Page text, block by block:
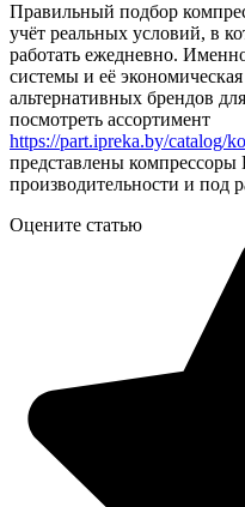
Правильный подбор
учёт реальных условий, в
работать ежедневно.
системы и её
альтернативных брендов
посмотреть ассортимент
https://part.ipreka.by/catalog/
представлены
производительности и под
Оцените статью